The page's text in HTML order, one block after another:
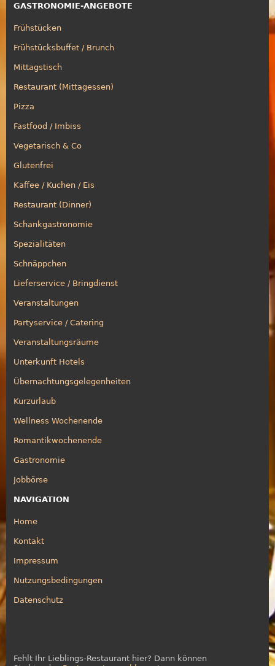
GASTRONOMIE-ANGEBOTE
Frühstücken
Frühstücksbuffet / Brunch
Mittagstisch
Restaurant (Mittagessen)
Pizza
Fastfood / Imbiss
Vegetarisch & Co
Glutenfrei
Kaffee / Kuchen / Eis
Restaurant (Dinner)
Schankgastronomie
Spezialitäten
Schnäppchen
Lieferservice / Bringdienst
Veranstaltungen
Partyservice / Catering
Veranstaltungsräume
Unterkunft Hotels
Übernachtungsgelegenheiten
Kurzurlaub
Wellness Wochenende
Romantikwochenende
Gastronomie
Jobbörse
NAVIGATION
Home
Kontakt
Impressum
Nutzungsbedingungen
Datenschutz
Fehlt Ihr Lieblings-Restaurant hier? Dann können